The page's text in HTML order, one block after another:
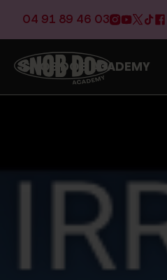
04 91 89 46 03
SNOB DOG ACADEMY